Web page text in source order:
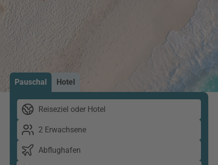
Pauschal Hotel
Reiseziel oder Hotel
2 Erwachsene
Abflughafen